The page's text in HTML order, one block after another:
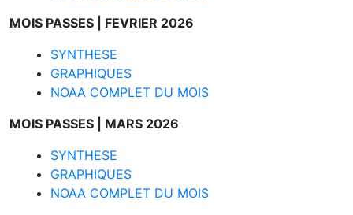
MOIS PASSES | FEVRIER 2026
SYNTHESE
GRAPHIQUES
NOAA COMPLET DU MOIS
MOIS PASSES | MARS 2026
SYNTHESE
GRAPHIQUES
NOAA COMPLET DU MOIS